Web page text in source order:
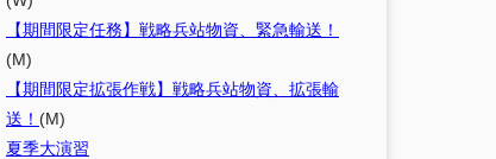
【期間限定任務】戦略兵站物資、緊急輸送！
(M)
【期間限定拡張作戦】戦略兵站物資、拡張輸
送！ (M)
夏季大演習